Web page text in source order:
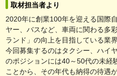
取材担当者より
2020年に創業100年を迎える国際
ヤー、バスなど、車両に関わる多
ランド」の向上を目指している業
今回募集するのはタクシー、ハイ
のポジションには40～50代の未経
ことから、その年代も納得の待遇